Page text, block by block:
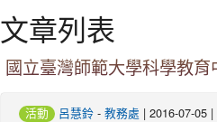
文章列表
國立臺灣師範大學科學教
活動 呂慧鈴 - 教務處 | 2016-07-05 |